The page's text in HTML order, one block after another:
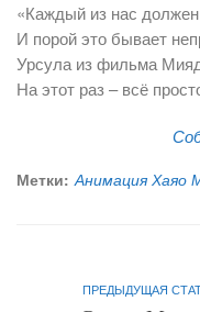
«Каждый из нас должен
И порой это бывает
Урсула из фильма
На этот раз – всё
Метки: Анимация Хаяо
ПРЕДЫДУЩАЯ